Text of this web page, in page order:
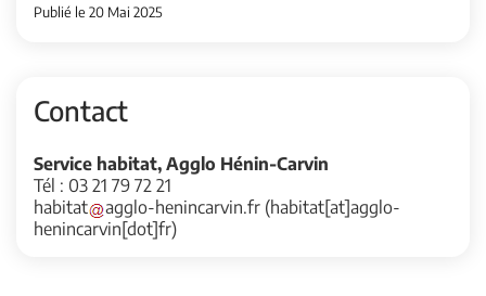
Publié le 20 Mai 2025
Contact
Service habitat, Agglo Hénin-Carvin
Tél : 03 21 79 72 21
habitat
agglo-henincarvin.fr (habitat[at]agglo-
henincarvin[dot]fr)